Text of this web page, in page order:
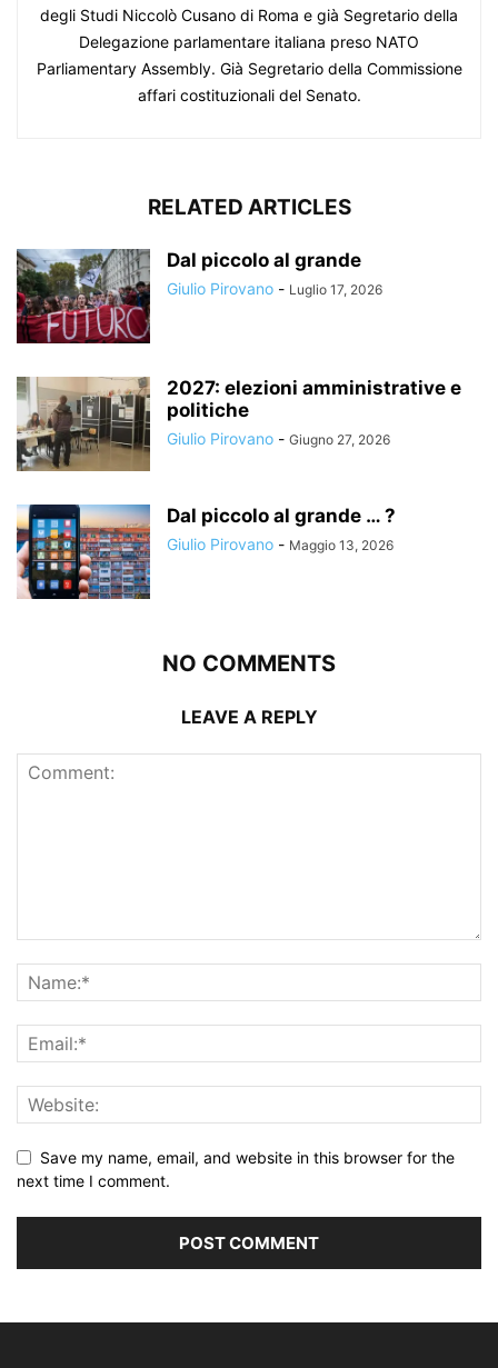
degli Studi Niccolò Cusano di Roma e già Segretario della
Delegazione parlamentare italiana preso NATO
Parliamentary Assembly. Già Segretario della Commissione
affari costituzionali del Senato.
RELATED ARTICLES
Dal piccolo al grande
Giulio Pirovano - Luglio 17, 2026
2027: elezioni amministrative e
politiche
Giulio Pirovano - Giugno 27, 2026
Dal piccolo al grande … ?
Giulio Pirovano - Maggio 13, 2026
NO COMMENTS
LEAVE A REPLY
Save my name, email, and website in this browser for the
next time I comment.